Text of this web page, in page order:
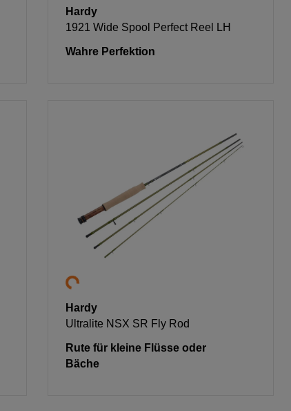
Hardy
1921 Wide Spool Perfect Reel LH
Wahre Perfektion
Hardy
Ultralite NSX SR Fly Rod
Rute für kleine Flüsse oder
Bäche